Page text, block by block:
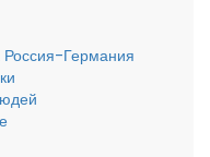
Россия-Германия